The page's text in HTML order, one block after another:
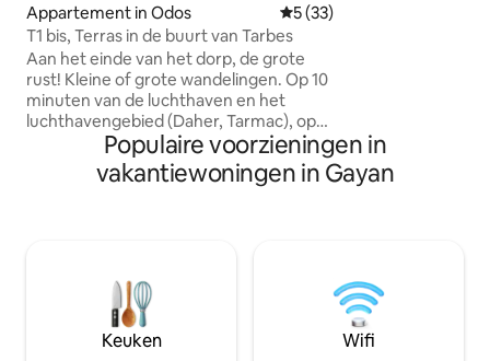
Appartement in Odos Gemiddelde beoordeling
5 (33)
T1 bis, Terras in de buurt van Tarbes
Aan het einde van het dorp, de grote
rust! Kleine of grote wandelingen. Op 10
minuten van de luchthaven en het
luchthavengebied (Daher, Tarmac), op
10 minuten van het centrum van Tarbes,
op 15 minuten van Lourdes en op minder
dan een uur van de skigebieden in de
vierkante voet), met airconditioning,
nieuw, volledig uitgerust, met groot
terras, uitzicht op de Pyreneeën.
Omkeerbare airconditioning door
Populaire voorzieningen in
vakantiewoningen in Gayan
Keuken Wifi